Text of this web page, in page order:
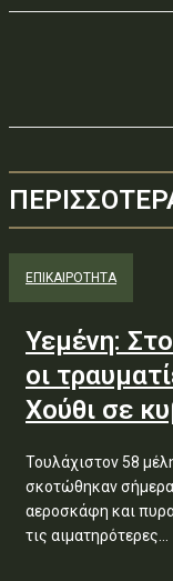
ΕΠΙΚΑΙΡΟΤΗΤΑ
Υεμένη:
οι
Χούθι σε
Τουλάχιστον 58
σκοτώθηκαν σήμερα
αεροσκάφη και
τις αιματηρότερες...